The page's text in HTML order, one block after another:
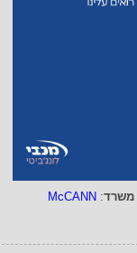
משרד:
McCANN